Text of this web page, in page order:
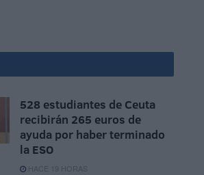
528 estudiantes de Ceuta
recibirán 265 euros de
ayuda por haber terminado
la ESO
HACE 19 HORAS